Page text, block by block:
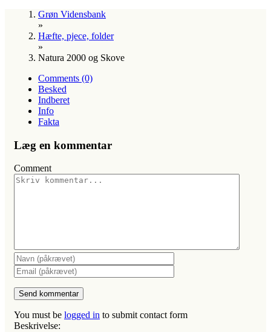
Grøn Vidensbank
»
Hæfte, pjece, folder
»
Natura 2000 og Skove
Comments (0)
Besked
Indberet
Info
Fakta
Læg en kommentar
Comment
You must be logged in to submit contact form
Beskrivelse: